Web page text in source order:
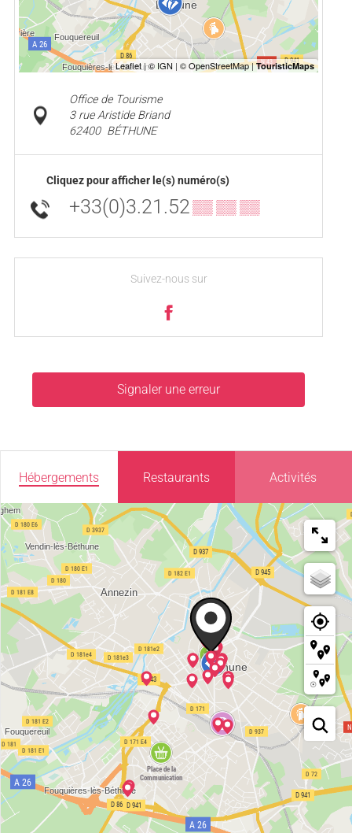
Office de Tourisme
3 rue Aristide Briand
62400 BÉTHUNE
Cliquez pour afficher le(s) numéro(s)
+33(0)3.21.52▒▒ ▒▒ ▒▒
Suivez-nous sur
Signaler une erreur
Hébergements Restaurants Activités